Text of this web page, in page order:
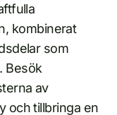
kombinerat
som
Besök
av
och tillbringa en